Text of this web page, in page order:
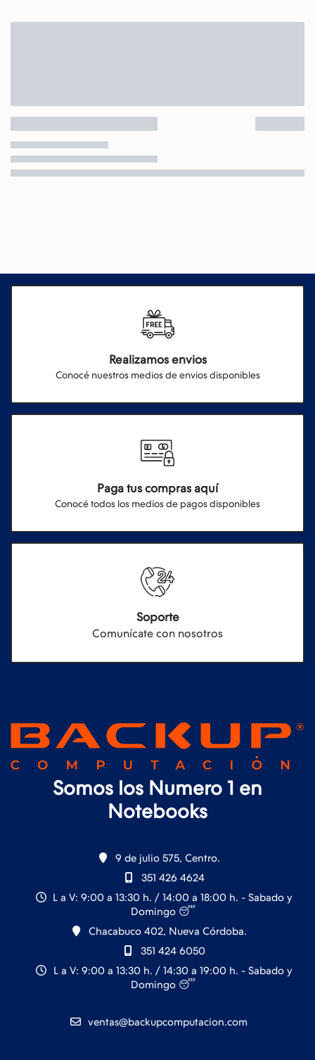
Realizamos envios
Conocé nuestros medios de envios disponibles
Paga tus compras aquí
Conocé todos los medios de pagos disponibles
Soporte
Comunícate con nosotros
Somos los Numero 1 en
Notebooks
9 de julio 575, Centro.
351 426 4624
L a V: 9:00 a 13:30 h. / 14:00 a 18:00 h. - Sabado y
Domingo 😴
Chacabuco 402, Nueva Córdoba.
351 424 6050
L a V: 9:00 a 13:30 h. / 14:30 a 19:00 h. - Sabado y
Domingo 😴
ventas@backupcomputacion.com